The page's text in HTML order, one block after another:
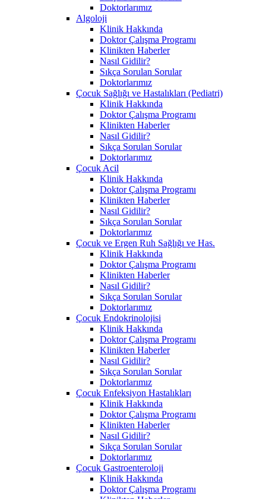
Doktorlarımız
Algoloji
Klinik Hakkında
Doktor Çalışma Programı
Klinikten Haberler
Nasıl Gidilir?
Sıkça Sorulan Sorular
Doktorlarımız
Çocuk Sağlığı ve Hastalıkları (Pediatri)
Klinik Hakkında
Doktor Çalışma Programı
Klinikten Haberler
Nasıl Gidilir?
Sıkça Sorulan Sorular
Doktorlarımız
Çocuk Acil
Klinik Hakkında
Doktor Çalışma Programı
Klinikten Haberler
Nasıl Gidilir?
Sıkça Sorulan Sorular
Doktorlarımız
Çocuk ve Ergen Ruh Sağlığı ve Has.
Klinik Hakkında
Doktor Çalışma Programı
Klinikten Haberler
Nasıl Gidilir?
Sıkça Sorulan Sorular
Doktorlarımız
Çocuk Endokrinolojisi
Klinik Hakkında
Doktor Çalışma Programı
Klinikten Haberler
Nasıl Gidilir?
Sıkça Sorulan Sorular
Doktorlarımız
Çocuk Enfeksiyon Hastalıkları
Klinik Hakkında
Doktor Çalışma Programı
Klinikten Haberler
Nasıl Gidilir?
Sıkça Sorulan Sorular
Doktorlarımız
Çocuk Gastroenteroloji
Klinik Hakkında
Doktor Çalışma Programı